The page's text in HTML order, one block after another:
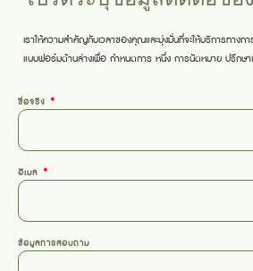
เราให้ความสำคัญกับเวลาของคุณและมุ่งมั่นที่จะให้บริการทา
แบบฟอร์มด้านล่างเพื่อ กำหนดการ หนึ่ง การนัดหมาย ปรึกษ
ชื่อจริง
อีเมล
ข้อมูลการสอบถาม